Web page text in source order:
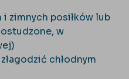
zimnych posiłków lub
w
chłodnym